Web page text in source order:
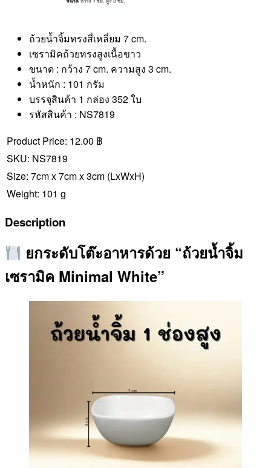
ถ้วยน้ำจิ้มทรงสี่เหลี่ยม 7 cm.
เซรามิคถ้วยทรงสูงเนื้อขาว
ขนาด : กว้าง 7 cm. ความสูง 3 cm.
น้ำหนัก : 101 กรัม
บรรจุสินค้า 1 กล่อง 352 ใบ
รหัสสินค้า : NS7819
Product Price: 12.00 ฿
SKU: NS7819
Size: 7cm x 7cm x 3cm (LxWxH)
Weight: 101 g
Description
ยกระดับโต๊ะอาหารด้วย “ถ้วยน้ำจิ้ม
เซรามิค Minimal White”